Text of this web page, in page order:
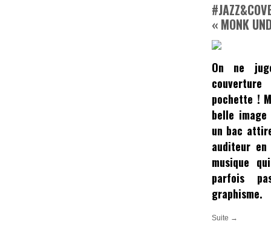
« MONK
On ne
pochette !
belle image
un bac
auditeur
musique
parfois
graphisme.
Suite →